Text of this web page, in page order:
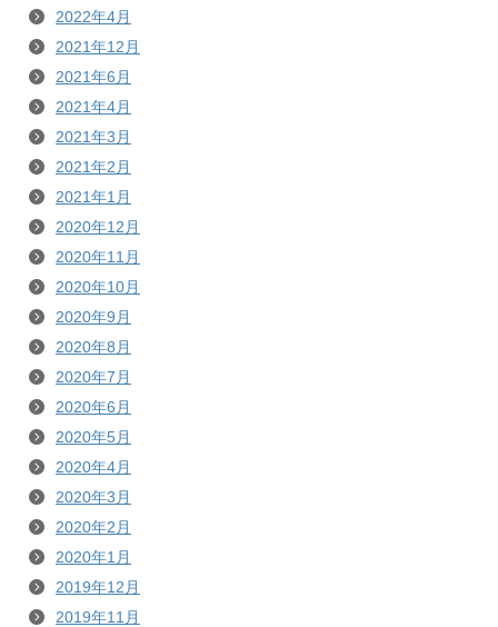
2022年4月
2021年12月
2021年6月
2021年4月
2021年3月
2021年2月
2021年1月
2020年12月
2020年11月
2020年10月
2020年9月
2020年8月
2020年7月
2020年6月
2020年5月
2020年4月
2020年3月
2020年2月
2020年1月
2019年12月
2019年11月